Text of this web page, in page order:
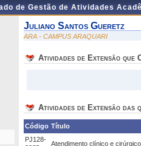
de Gestão de Atividades
Juliano Santos Gueretz
ARA - CAMPUS ARAQUARI
Atividades de Extensão que
Atividades de Extensão das
Código Título
PJ128-
Atendimento clínico e